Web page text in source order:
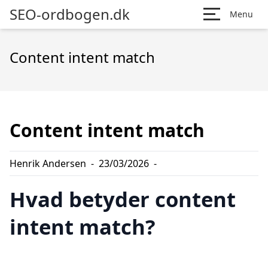
SEO-ordbogen.dk Menu
Content intent match
Content intent match
Henrik Andersen - 23/03/2026 -
Hvad betyder content
intent match?